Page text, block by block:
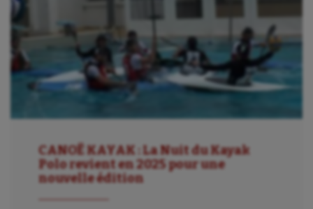
CANOË KAYAK : La Nuit du Kayak
Polo revient en 2025 pour une
nouvelle édition